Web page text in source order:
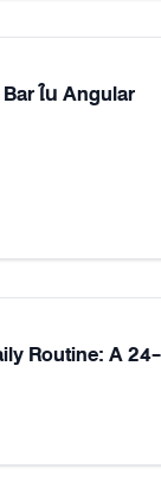
ใน Angular
Routine: A